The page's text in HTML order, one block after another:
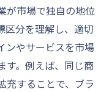
が市場で独自の地位
区分を理解し、適切
ンやサービスを市場
す。例えば、同じ商
充することで、ブラ